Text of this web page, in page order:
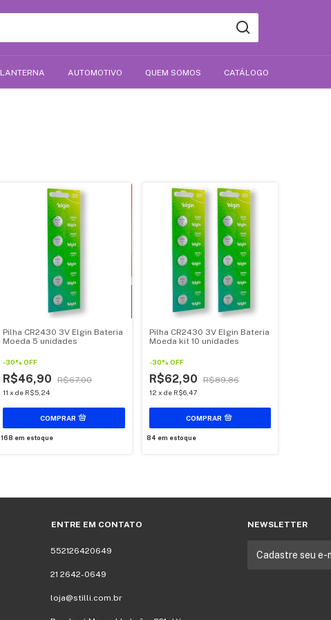
LANTERNA AUTOMOTIVO QUEM SOMOS CATÁLOGO
Pilha CR2430 3V Elgin Bateria
Moeda 5 unidades
-30%OFF
R$46,90 R$67,00
11 xde R$5,24
168 em estoque
Pilha CR2430 3V Elgin Bateria
Moeda kit 10 unidades
-30% OFF
R$62,90 R$89,86
12 x de R$6,47
84 em estoque
ENTRE EM CONTATO
552126420649
21 2642-0649
loja@stilli.com.br
NEWSLETTER